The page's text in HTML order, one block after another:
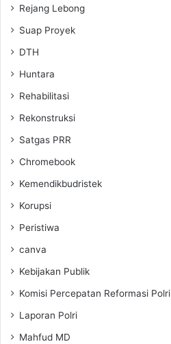
Rejang Lebong
Suap Proyek
DTH
Huntara
Rehabilitasi
Rekonstruksi
Satgas PRR
Chromebook
Kemendikbudristek
Korupsi
Peristiwa
canva
Kebijakan Publik
Komisi Percepatan Reformasi Polri
Laporan Polri
Mahfud MD